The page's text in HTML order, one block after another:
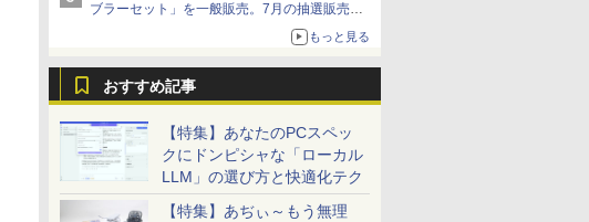
ブラーセット」を一般販売。7月の抽選販売の
もっと見る
おすすめ記事
【特集】あなたのPCスペッ
クにドンピシャな「ローカル
LLM」の選び方と快適化テク
【特集】あぢぃ～もう無理